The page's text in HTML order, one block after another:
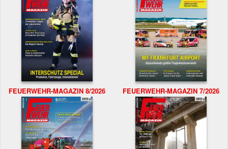
FEUERWEHR-MAGAZIN 8/2026 FEUERWEHR-MAGAZIN 7/2026